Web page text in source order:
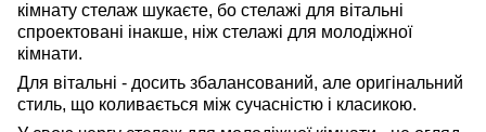
кімнату стелаж шукаєте, бо стелажі для вітальні
спроектовані інакше, ніж стелажі для молодіжної
кімнати.
Для вітальні - досить збалансований, але оригінальний
стиль, що коливається між сучасністю і класикою.